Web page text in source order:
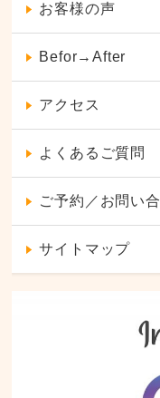
お客様の声
Befor→After
アクセス
よくあるご質問
ご予約／お問い
サイトマップ